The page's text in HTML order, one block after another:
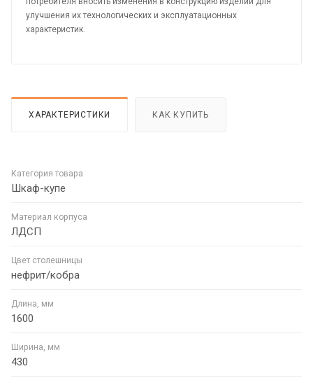
улучшения их технологических и эксплуатационных
характеристик.
ХАРАКТЕРИСТИКИ КАК КУПИТЬ
Категория товара
Шкаф-купе
Материал корпуса
ЛДСП
Цвет столешницы
нефрит/кобра
Длина, мм
1600
Ширина, мм
430